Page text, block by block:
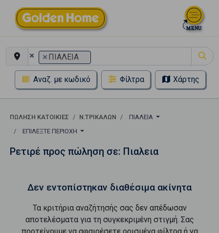
× × ΠΙΑΛΕΙΑ
Αναζ. με κωδικό Φίλτρα Χάρτης
ΠΏΛΗΣΗ ΚΑΤΟΙΚΊΕΣ Ν.ΤΡΙΚΑΛΩΝ
ΠΙΑΛΕΙΑ
ΕΠΙΛΈΞΤΕ ΠΕΡΙΟΧΉ
Ρετιρέ προς πώληση σε: Πιαλεια
Δεν εντοπίστηκαν διαθέσιμα ακίνητα
Τα κριτήρια αναζήτησής σας δεν απέδωσαν
αποτελέσματα για τη συγκεκριμένη στιγμή. Σας